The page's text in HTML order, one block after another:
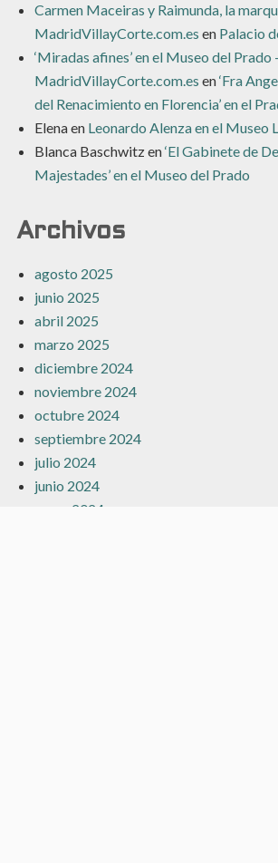
Carmen Maceiras y Raimunda, la
MadridVillayCorte.com.es en Palacio
‘Miradas afines’ en el Museo del Prado
MadridVillayCorte.com.es en‘Fra
del Renacimiento en Florencia’ en el
Elenaen Leonardo Alenza en el Museo
Blanca Baschwitzen‘El Gabinete de
Majestades’ en el Museo del Prado
Archivos
agosto 2025
junio 2025
abril 2025
marzo 2025
diciembre 2024
noviembre 2024
octubre 2024
septiembre 2024
julio 2024
junio 2024
mayo 2024